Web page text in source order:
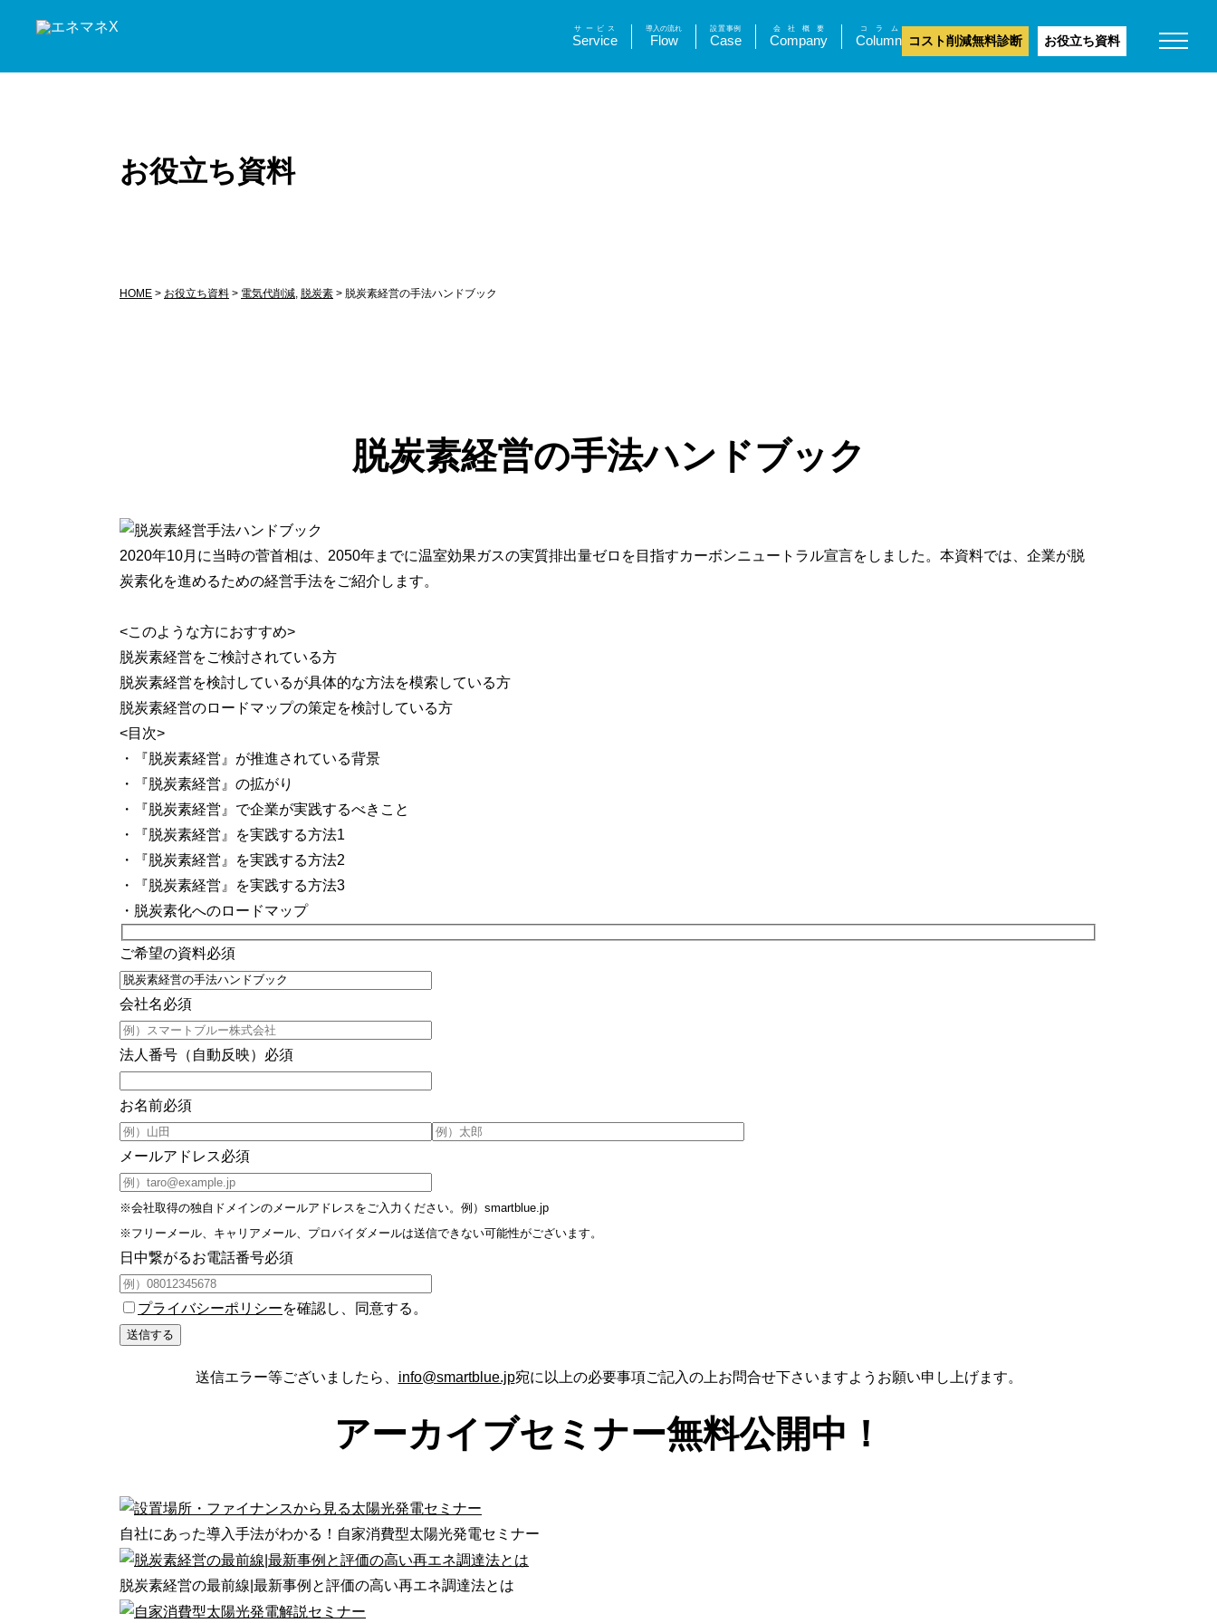
Service
サービス
Flow
導入の流れ
Case
設置事例
Company
会社概要
Column
コラム
コスト削減無料診断 お役立ち資料
お役立ち資料
HOME > お役立ち資料 > 電気代削減, 脱炭素 > 脱炭素経営の手法ハンドブック
脱炭素経営の手法ハンドブック
2020年10月に当時の菅首相は、2050年までに温室効果ガスの実質排出量ゼロを目指すカーボンニュートラル宣言をしました。本資料では、企業が脱
炭素化を進めるための経営手法をご紹介します。
<このような方におすすめ>
脱炭素経営をご検討されている方
脱炭素経営を検討しているが具体的な方法を模索している方
脱炭素経営のロードマップの策定を検討している方
<目次>
・『脱炭素経営』が推進されている背景
・『脱炭素経営』の拡がり
・『脱炭素経営』で企業が実践するべきこと
・『脱炭素経営』を実践する方法1
・『脱炭素経営』を実践する方法2
・『脱炭素経営』を実践する方法3
・脱炭素化へのロードマップ
ご希望の資料必須
会社名必須
法人番号（自動反映） 必須
お名前必須
メールアドレス必須
※会社取得の独自ドメインのメールアドレスをご入力ください。例）smartblue.jp
※フリーメール、キャリアメール、プロバイダメールは送信できない可能性がございます。
日中繋がるお電話番号必須
プライバシーポリシーを確認し、同意する。
送信エラー等ございましたら、 info@smartblue.jp宛に以上の必要事項ご記入の上お問合せ下さいますようお願い申し上げます。
アーカイブセミナー無料公開中！
自社にあった導入手法がわかる！自家消費型太陽光発電セミナー
脱炭素経営の最前線|最新事例と評価の高い再エネ調達法とは